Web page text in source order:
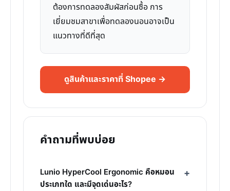
ต้องการทดลองสัมผัสก่อนซื้อ การ
เยี่ยมชมสาขาเพื่อทดลองนอนอาจเป็น
แนวทางที่ดีที่สุด
ดูสินค้าและราคาที่ Shopee →
คำถามที่พบบ่อย
Lunio HyperCool Ergonomic คือหมอน
ประเภทใด และมีจุดเด่นอะไร?